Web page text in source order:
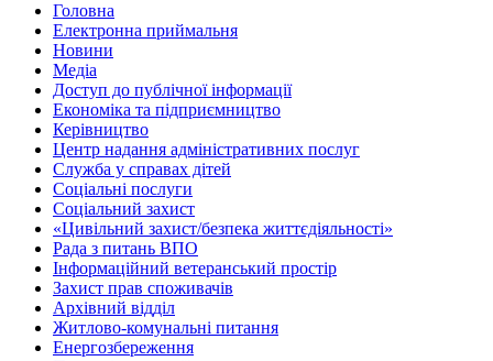
Головна
Електронна приймальня
Новини
Медіа
Доступ до публічної інформації
Економіка та підприємництво
Керівництво
Центр надання адміністративних послуг
Служба у справах дітей
Соціальні послуги
Соціальний захист
«Цивільний захист/безпека життєдіяльності»
Рада з питань ВПО
Інформаційний ветеранський простір
Захист прав споживачів
Архівний відділ
Житлово-комунальні питання
Енергозбереження